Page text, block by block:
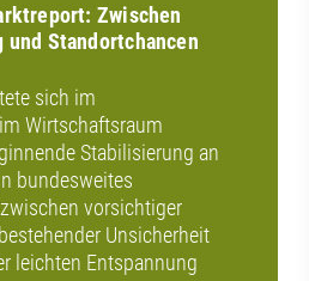
Zwischen
und Standortchancen
sich im
Wirtschaftsraum
Stabilisierung an
bundesweites
vorsichtiger
Unsicherheit
leichten Entspannung